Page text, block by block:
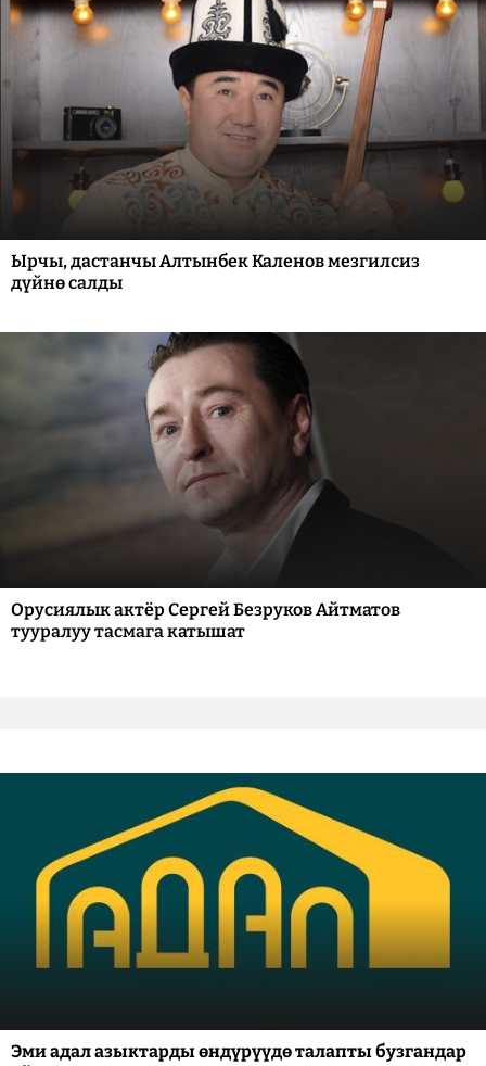
Ырчы, дастанчы Алтынбек Каленов мезгилсиз
дүйнө салды
Орусиялык актёр Сергей Безруков Айтматов
тууралуу тасмага катышат
Эми адал азыктарды өндүрүүдө талапты бузгандар